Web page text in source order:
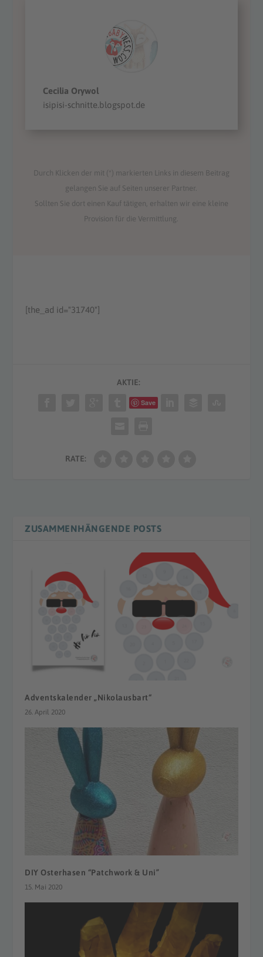
Cecilia Orywol
isipisi-schnitte.blogspot.de
Durch Klicken der mit (*) markierten Links in diesem Beitrag
gelangen Sie auf Seiten unserer Partner.
Sollten Sie dort einen Kauf tätigen, erhalten wir eine kleine
Provision für die Vermittlung.
[the_ad id="31740"]
AKTIE:
Save
RATE:
ZUSAMMENHÄNGENDE POSTS
Adventskalender „Nikolausbart“
26. April 2020
DIY Osterhasen “Patchwork & Uni”
15. Mai 2020